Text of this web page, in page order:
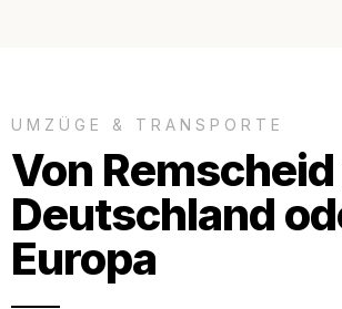
UMZÜGE & TRANSPORTE
Von
Deutschland
Europa